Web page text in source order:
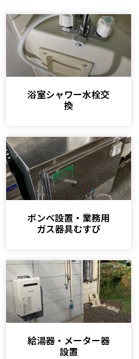
浴室シャワー水栓交
換
ボンベ設置・業務用
ガス器具むすび
給湯器・メーター器
設置